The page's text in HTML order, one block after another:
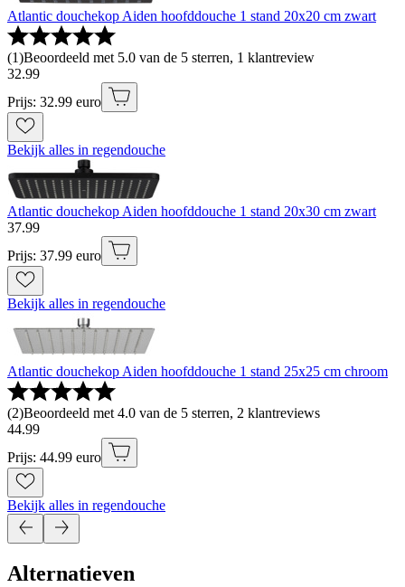
Atlantic douchekop Aiden hoofddouche 1 stand 20x20 cm zwart
(1)Beoordeeld met 5.0 van de 5 sterren, 1 klantreview
32.99
Prijs: 32.99 euro
Bekijk alles in regendouche
Atlantic douchekop Aiden hoofddouche 1 stand 20x30 cm zwart
37.99
Prijs: 37.99 euro
Bekijk alles in regendouche
Atlantic douchekop Aiden hoofddouche 1 stand 25x25 cm chroom
(2)Beoordeeld met 4.0 van de 5 sterren, 2 klantreviews
44.99
Prijs: 44.99 euro
Bekijk alles in regendouche
Alternatieven